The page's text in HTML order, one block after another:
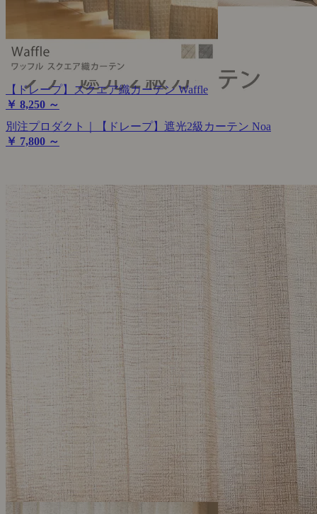
別注プロダクト｜【ドレープ】遮光2級カーテン Noa
￥ 7,800 ～
【ドレープ】スクエア織カーテン Waffle
￥ 8,250 ～